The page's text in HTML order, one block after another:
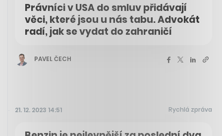
Právníci v USA do smluv přidávají
věci, které jsou u nás tabu. Advokát
radí, jak se vydat do zahraničí
PAVEL ČECH
21. 12. 2023 14:51 Rychlá zpráva